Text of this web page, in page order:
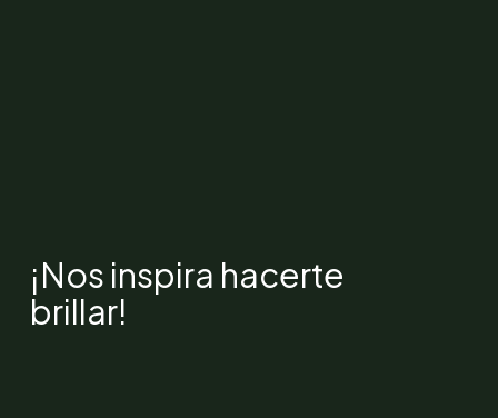
¡Nos inspira hacerte
brillar!